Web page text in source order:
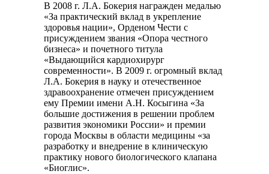
В 2008 г. Л.А. Бокерия награжден медалью
«За практический вклад в укрепление
здоровья нации», Орденом Чести с
присуждением звания «Опора честного
бизнеса» и почетного титула
«Выдающийся кардиохирург
современности». В 2009 г. огромный вклад
Л.А. Бокерия в науку и отечественное
здравоохранение отмечен присуждением
ему Премии имени А.Н. Косыгина «За
большие достижения в решении проблем
развития экономики России» и премии
города Москвы в области медицины «за
разработку и внедрение в клиническую
практику нового биологического клапана
«Биоглис».